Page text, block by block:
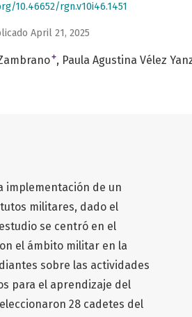
10.46652/rgn.v10i46.1451
April 21, 2025
+ Paula Agustina Vélez
implementación de un
militares, dado el
se centró en el
el ámbito militar en la
sobre las actividades
para el aprendizaje del
28 cadetes del